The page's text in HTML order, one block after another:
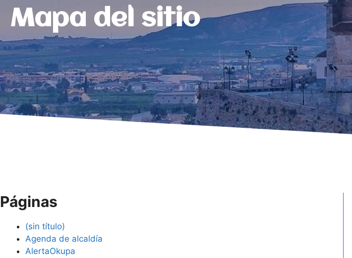
Mapa del sitio
Páginas
(sin título)
Agenda de alcaldía
AlertaOkupa